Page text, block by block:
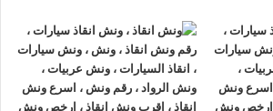
سياراتفي شارع
الازهر لديناونش انقاذ سيارات
مزود